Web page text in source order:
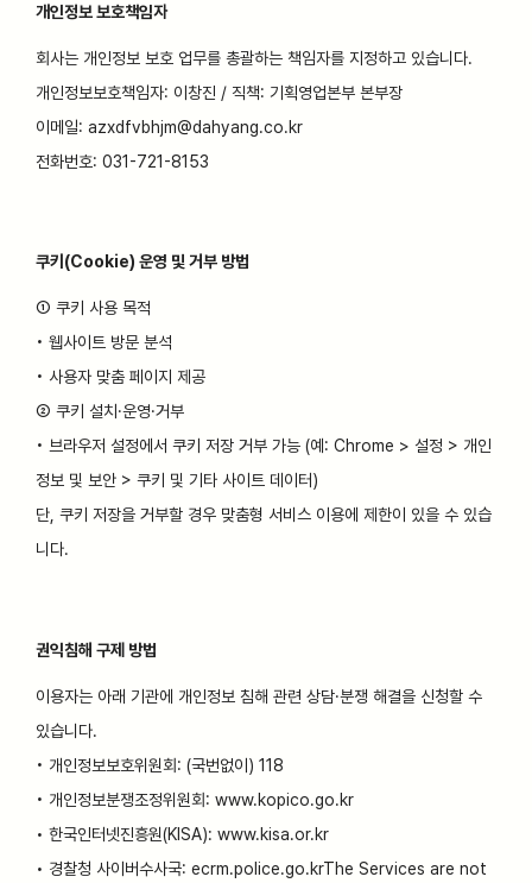
개인정보 보호책임자
회사는 개인정보 보호 업무를 총괄하는 책임자를 지정하고 있습니다.
개인정보보호책임자: 이창진 / 직책: 기획영업본부 본부장
이메일: azxdfvbhjm@dahyang.co.kr
전화번호: 031-721-8153
쿠키(Cookie) 운영 및 거부 방법
① 쿠키 사용 목적
• 웹사이트 방문 분석
• 사용자 맞춤 페이지 제공
② 쿠키 설치·운영·거부
• 브라우저 설정에서 쿠키 저장 거부 가능 (예: Chrome > 설정 > 개인
정보 및 보안 > 쿠키 및 기타 사이트 데이터)
단, 쿠키 저장을 거부할 경우 맞춤형 서비스 이용에 제한이 있을 수 있습
니다.
권익침해 구제 방법
이용자는 아래 기관에 개인정보 침해 관련 상담·분쟁 해결을 신청할 수
있습니다.
• 개인정보보호위원회: (국번없이) 118
• 개인정보분쟁조정위원회: www.kopico.go.kr
• 한국인터넷진흥원(KISA): www.kisa.or.kr
• 경찰청 사이버수사국: ecrm.police.go.krThe Services are not